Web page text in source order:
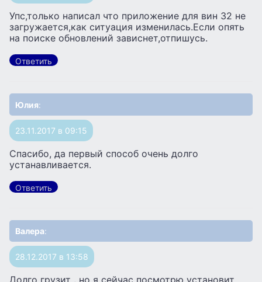
Упс,только написал что приложение для вин 32 не
загружается,как ситуация изменилась.Если опять
на поиске обновлений зависнет,отпишусь.
Ответить
Юлия:
23.11.2017 в 09:15
Спасибо, да первый способ очень долго
устанавливается.
Ответить
Валера:
28.12.2017 в 13:58
Долго грузит , но я сейчас посмотрю установит